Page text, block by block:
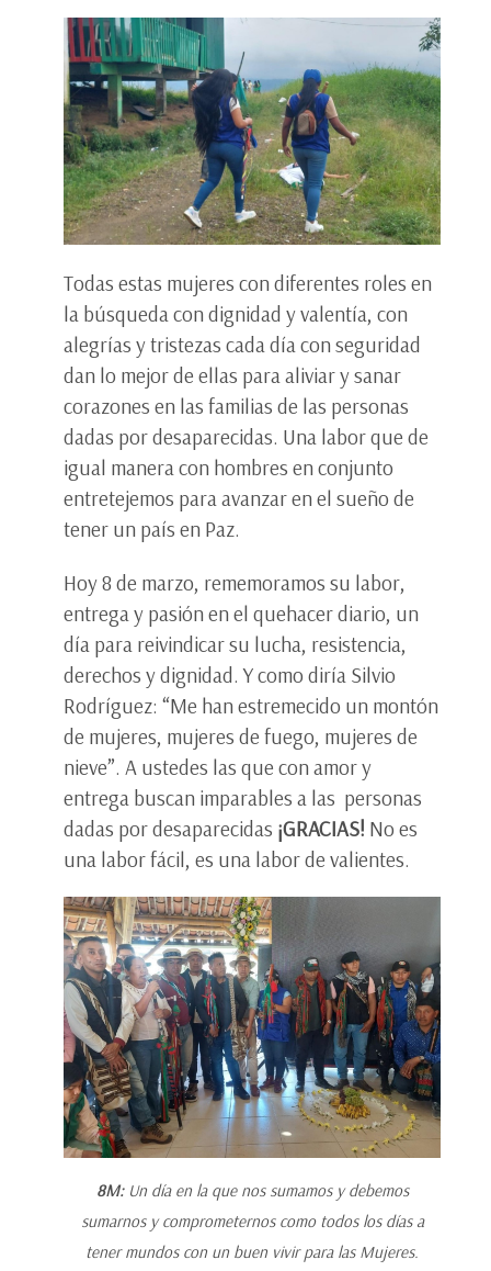
Todas estas mujeres con diferentes roles en
la búsqueda con dignidad y valentía, con
alegrías y tristezas cada día con seguridad
dan lo mejor de ellas para aliviar y sanar
corazones en las familias de las personas
dadas por desaparecidas. Una labor que de
igual manera con hombres en conjunto
entretejemos para avanzar en el sueño de
tener un país en Paz.
Hoy 8 de marzo, rememoramos su labor,
entrega y pasión en el quehacer diario, un
día para reivindicar su lucha, resistencia,
derechos y dignidad. Y como diría Silvio
Rodríguez: “Me han estremecido un montón
de mujeres, mujeres de fuego, mujeres de
nieve”. A ustedes las que con amor y
entrega buscan imparables a las personas
dadas por desaparecidas ¡GRACIAS! No es
una labor fácil, es una labor de valientes.
8M:Un día en la que nos sumamos y debemos
sumarnos y comprometernos como todos los días a
tener mundos con un buen vivir para las Mujeres.